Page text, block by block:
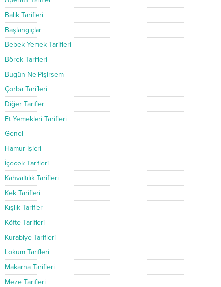
Balık Tarifleri
Başlangıçlar
Bebek Yemek Tarifleri
Börek Tarifleri
Bugün Ne Pişirsem
Çorba Tarifleri
Diğer Tarifler
Et Yemekleri Tarifleri
Genel
Hamur İşleri
İçecek Tarifleri
Kahvaltılık Tarifleri
Kek Tarifleri
Kışlık Tarifler
Köfte Tarifleri
Kurabiye Tarifleri
Lokum Tarifleri
Makarna Tarifleri
Meze Tarifleri